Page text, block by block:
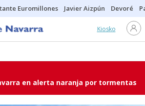
Euromillones Javier Aizpún Devoré
Kiosko
en alerta naranja por tormentas